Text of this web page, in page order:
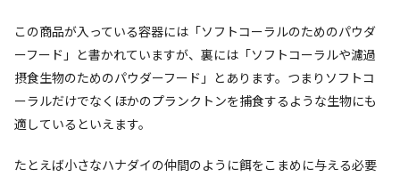
この商品が入っている容器には「ソフトコーラルのためのパウダ
ーフード」と書かれていますが、裏には「ソフトコーラルや濾過
摂食生物のためのパウダーフード」とあります。つまりソフトコ
ーラルだけでなくほかのプランクトンを捕食するような生物にも
適しているといえます。
たとえば小さなハナダイの仲間のように餌をこまめに与える必要